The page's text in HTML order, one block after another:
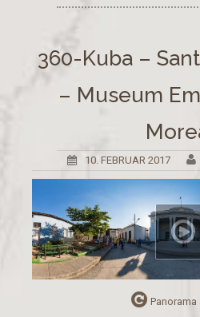
360-Kuba –
– Museum
10. FEBRUAR 2017
Panorama